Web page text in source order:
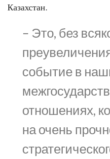
Казахстан.
– Это, без
событие в
отношениях,
на очень